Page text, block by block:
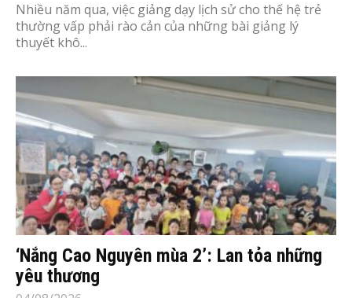
Nhiều năm qua, việc giảng dạy lịch sử cho thế hệ trẻ
thường vấp phải rào cản của những bài giảng lý
thuyết khô...
‘Nắng Cao Nguyên mùa 2’: Lan tỏa những
yêu thương